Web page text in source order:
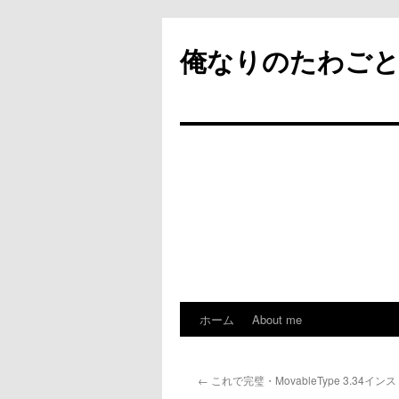
俺なりのたわごと
テ
ホーム About me
← これで完璧・MovableType 3.34イン